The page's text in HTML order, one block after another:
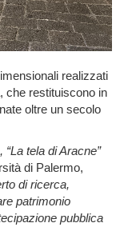
realizzati
che restituiscono in
oltre un secolo
tela di Aracne”
di Palermo,
di ricerca,
patrimonio
pubblica